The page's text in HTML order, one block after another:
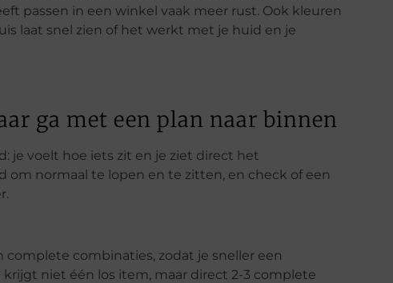
passen in een winkel vaak meer rust. Ook kleuren
laat snel zien of het werkt met je huid en je
ga met een plan naar binnen
je voelt hoe iets zit en je ziet direct het
om normaal te lopen en te zitten, en check of een
complete combinaties, zodat je sneller een
niet één los item, maar direct 2-3 complete